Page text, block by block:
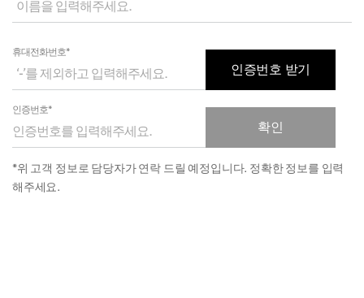
휴대전화번호*
인증번호 받기
인증번호*
확인
*위 고객 정보로 담당자가 연락 드릴 예정입니다. 정확한 정보를 입력
해주세요.